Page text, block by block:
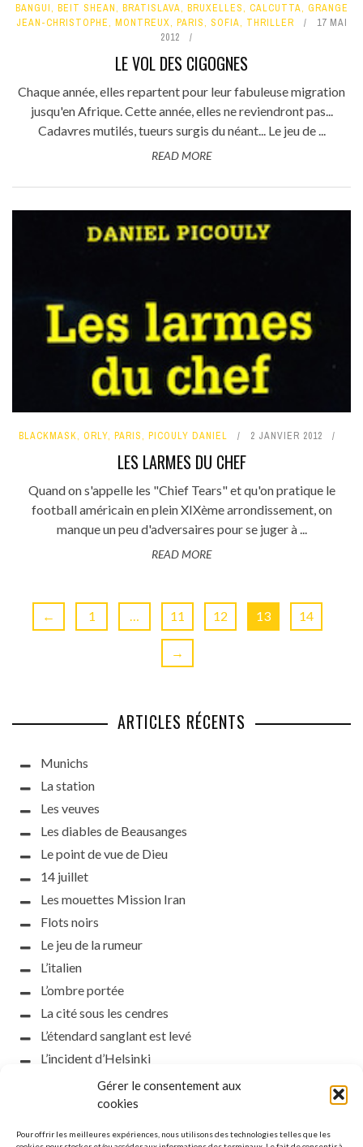
Gérer le consentement aux
cookies
Pour offrir les meilleures expériences, nous utilisons des technologies telles que les
BANGUI, BEIT SHEAN, BRATISLAVA, BRUXELLES, CALCUTTA, GRANGE
JEAN-CHRISTOPHE, MONTREUX, PARIS, SOFIA, THRILLER
17 MAI
2012
LE VOL DES CIGOGNES
Chaque année, elles repartent pour leur fabuleuse migration
jusqu'en Afrique. Cette année, elles ne reviendront pas...
Cadavres mutilés, tueurs surgis du néant... Le jeu de ...
READ MORE
BLACKMASK, ORLY, PARIS, PICOULY DANIEL 2 JANVIER 2012
LES LARMES DU CHEF
Quand on s'appelle les "Chief Tears" et qu'on pratique le
football américain en plein XIXème arrondissement, on
manque un peu d'adversaires pour se juger à ...
READ MORE
← 1 11 12 13 14
→
ARTICLES RÉCENTS
Munichs
La station
Les veuves
Les diables de Beausanges
Le point de vue de Dieu
14 juillet
Les mouettes Mission Iran
Flots noirs
Le jeu de la rumeur
L’italien
L’ombre portée
La cité sous les cendres
L’étendard sanglant est levé
L’incident d’Helsinki
la petite fasciste
Toutes les nuances de la nuit